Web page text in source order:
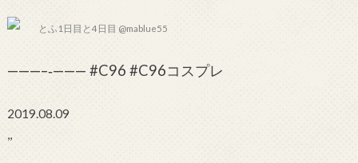
とふ1日目と4日目 @mablue55
———–‐——— #C96 #C96コスプレ
2019.08.09